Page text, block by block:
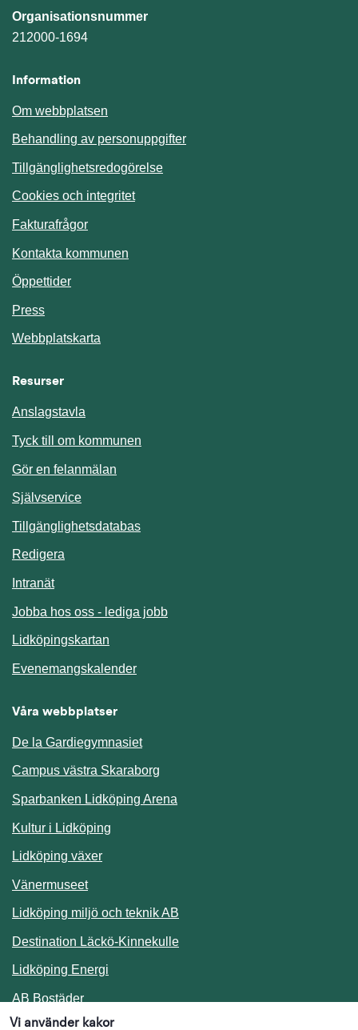
Vi använder kakor
Organisationsnummer
212000-1694
Information
Om webbplatsen
Behandling av personuppgifter
Tillgänglighetsredogörelse
Cookies och integritet
Fakturafrågor
Kontakta kommunen
Öppettider
Press
Webbplatskarta
Resurser
Anslagstavla
Tyck till om kommunen
Gör en felanmälan
SjälvserviceLänk till annan webbplats.
TillgänglighetsdatabasLänk till annan webbplats.
Redigera
IntranätLänk till annan webbplats.
Jobba hos oss - lediga jobb
Lidköpingskartan
EvenemangskalenderLänk till annan webbplats.
Våra webbplatser
De la Gardiegymnasiet
Campus västra Skaraborg
Sparbanken Lidköping Arena
Kultur i Lidköping
Lidköping växer
Vänermuseet
Lidköping miljö och teknik AB
Destination Läckö-KinnekulleLänk till annan webbplats.
Lidköping Energi
AB BostäderLänk till annan webbplats.